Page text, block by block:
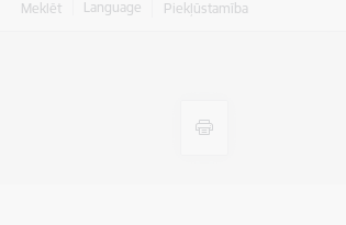
Meklēt Language Piekļūstamība